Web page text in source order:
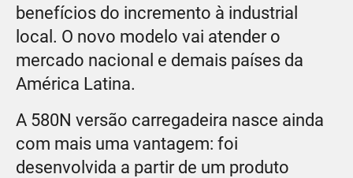
benefícios do incremento à industrial
local. O novo modelo vai atender o
mercado nacional e demais países da
América Latina.
A 580N versão carregadeira nasce ainda
com mais uma vantagem: foi
desenvolvida a partir de um produto